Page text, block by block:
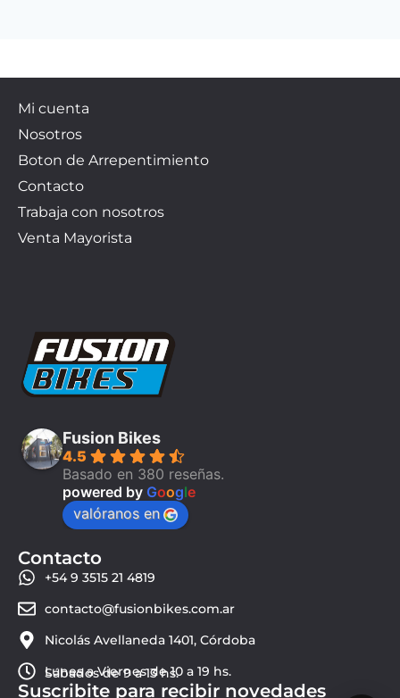
Mi cuenta
Nosotros
Boton de Arrepentimiento
Contacto
Trabaja con nosotros
Venta Mayorista
Fusion Bikes
4.5
Basado en 380 reseñas.
powered by Google
valóranos en
Contacto
+54 9 3515 21 4819
contacto@fusionbikes.com.ar
Nicolás Avellaneda 1401, Córdoba
Lunes a Viernes de 10 a 19 hs.
Sábados de 9 a 13 hs.
Suscribite para recibir novedades